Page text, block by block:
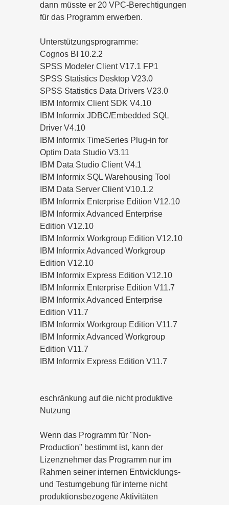
dann müsste er 20 VPC-Berechtigungen
für das Programm erwerben.
Unterstützungsprogramme:
Cognos BI 10.2.2
SPSS Modeler Client V17.1 FP1
SPSS Statistics Desktop V23.0
SPSS Statistics Data Drivers V23.0
IBM Informix Client SDK V4.10
IBM Informix JDBC/Embedded SQL
Driver V4.10
IBM Informix TimeSeries Plug-in for
Optim Data Studio V3.11
IBM Data Studio Client V4.1
IBM Informix SQL Warehousing Tool
IBM Data Server Client V10.1.2
IBM Informix Enterprise Edition V12.10
IBM Informix Advanced Enterprise
Edition V12.10
IBM Informix Workgroup Edition V12.10
IBM Informix Advanced Workgroup
Edition V12.10
IBM Informix Express Edition V12.10
IBM Informix Enterprise Edition V11.7
IBM Informix Advanced Enterprise
Edition V11.7
IBM Informix Workgroup Edition V11.7
IBM Informix Advanced Workgroup
Edition V11.7
IBM Informix Express Edition V11.7
eschränkung auf die nicht produktive
Nutzung
Wenn das Programm für "Non-
Production" bestimmt ist, kann der
Lizenznehmer das Programm nur im
Rahmen seiner internen Entwicklungs-
und Testumgebung für interne nicht
produktionsbezogene Aktivitäten